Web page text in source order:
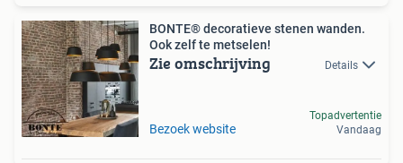
BONTE® decoratieve stenen wanden.
Ook zelf te metselen!
Zie omschrijving Details
Bezoek website
Topadvertentie
Vandaag